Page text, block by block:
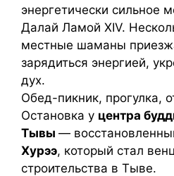
энергетически сильное
Далай Ламой XIV.
местные шаманы
зарядиться энергией,
дух.
Обед-пикник, прогулка,
Остановка у центра
Тывы —
Хурээ, который стал
строительства в Тыве.